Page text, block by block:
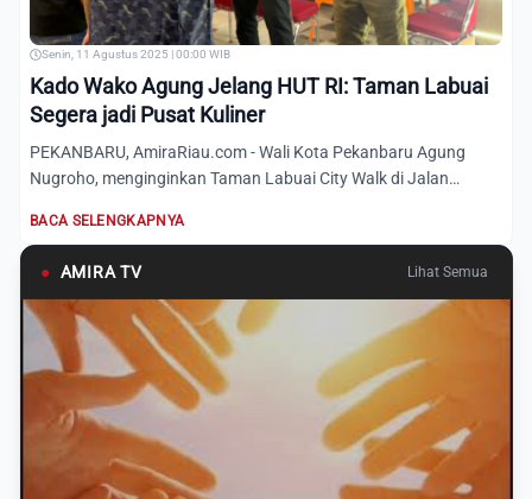
Senin, 11 Agustus 2025 | 00:00 WIB
Kado Wako Agung Jelang HUT RI: Taman Labuai
Segera jadi Pusat Kuliner
PEKANBARU, AmiraRiau.com - Wali Kota Pekanbaru Agung
Nugroho, menginginkan Taman Labuai City Walk di Jalan
BACA SELENGKAPNYA
● AMIRA TV Lihat Semua